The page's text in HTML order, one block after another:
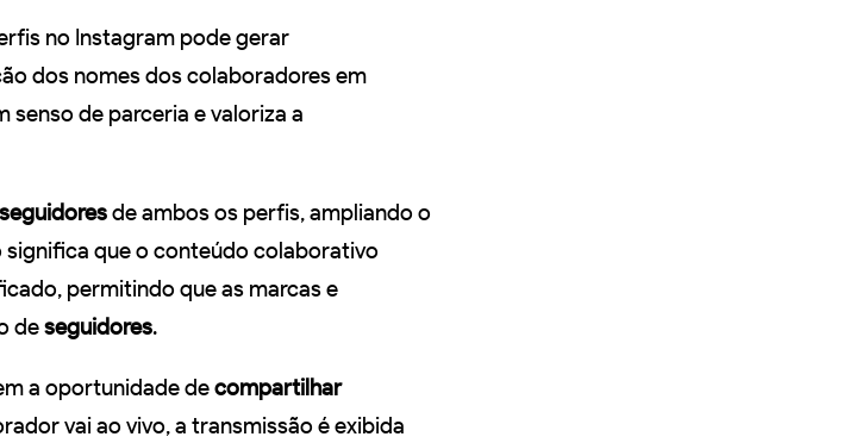
no Instagram pode gerar
dos nomes dos colaboradores em
de parceria e valoriza a
seguidoresde ambos os perfis, ampliando o
que o conteúdo colaborativo
permitindo que as marcas e
deseguidores.
a oportunidade decompartilhar
vai ao vivo, a transmissão é exibida